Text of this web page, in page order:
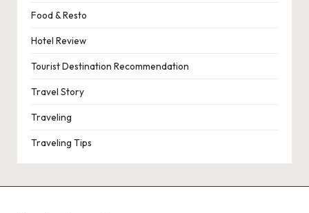
Food & Resto
Hotel Review
Tourist Destination Recommendation
Travel Story
Traveling
Traveling Tips